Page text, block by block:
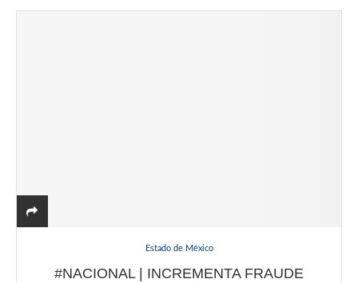
Estado de México
#NACIONAL | INCREMENTA FRAUDE